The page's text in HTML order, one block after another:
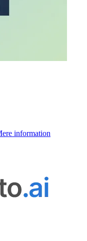
information